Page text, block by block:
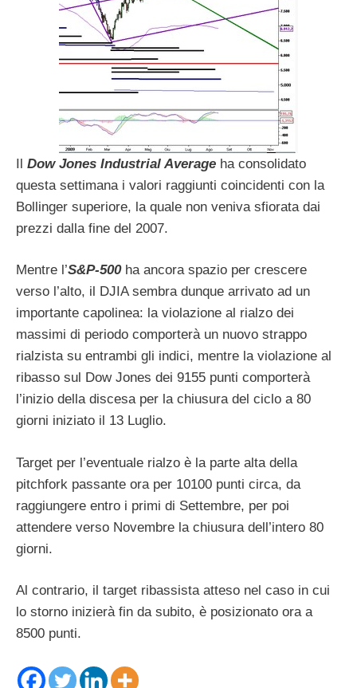
Il Dow Jones Industrial Average ha consolidato
questa settimana i valori raggiunti coincidenti con la
Bollinger superiore, la quale non veniva sfiorata dai
prezzi dalla fine del 2007.
Mentre l’S&P-500ha ancora spazio per crescere
verso l’alto, il DJIA sembra dunque arrivato ad un
importante capolinea: la violazione al rialzo dei
massimi di periodo comporterà un nuovo strappo
rialzista su entrambi gli indici, mentre la violazione al
ribasso sul Dow Jones dei 9155 punti comporterà
l’inizio della discesa per la chiusura del ciclo a 80
giorni iniziato il 13 Luglio.
Target per l’eventuale rialzo è la parte alta della
pitchfork passante ora per 10100 punti circa, da
raggiungere entro i primi di Settembre, per poi
attendere verso Novembre la chiusura dell’intero 80
giorni.
Al contrario, il target ribassista atteso nel caso in cui
lo storno inizierà fin da subito, è posizionato ora a
8500 punti.